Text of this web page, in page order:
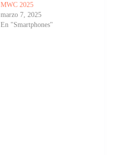
MWC 2025
marzo 7, 2025
En "Smartphones"